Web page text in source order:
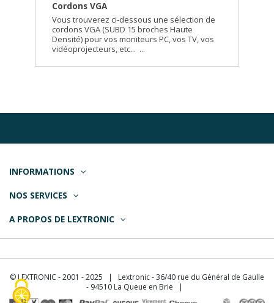
Cordons VGA
Vous trouverez ci-dessous une sélection de
cordons VGA (SUBD 15 broches Haute
Densité) pour vos moniteurs PC, vos TV, vos
vidéoprojecteurs, etc... ...
INFORMATIONS
NOS SERVICES
A PROPOS DE LEXTRONIC
© LEXTRONIC - 2001 - 2025 | Lextronic - 36/40 rue du Général de Gaulle
- 94510 La Queue en Brie |